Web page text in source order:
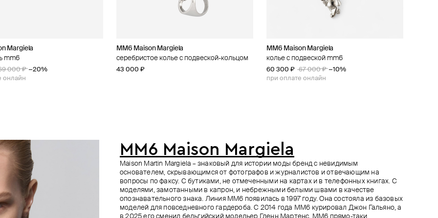
Margiela
mm6
000 ₽ −20%
онлайн
MM6 Maison Margiela
серебристое колье с подвеской-кольцом
43 000 ₽
MM6 Maison Margiela
колье с подвеской mm6
60 300 ₽ 67 000 ₽ −10%
при оплате онлайн
Margiela
колье с подвеской-кольцом
MM6 Maison Margiela
серебристый чокер
52 000 ₽
Ann Demeulemeester
колье-цепь zamira link
54 400 ₽ 68 000 ₽ −20%
при оплате онлайн
серебра new moon
Gem Kingdom
черный фарфоровый пупс flipper на
цепочке из серебра
Mintaka Jewellery
колье из серебра с муассанитом
54 000 ₽
с муассанитом
Mintaka Jewellery
колье из серебра с муассанитом
48 000 ₽
Rick Owens
черное колье с подвеской из латуни
48 000 ₽
MM6 Maison Margiela
Maison Martin Margiela – знаковый для истории моды бренд с невидимым
основателем, скрывающимся от фотографов и журналистов и отвечающим на
вопросы по факсу. С бутиками, не отмеченными на картах и в телефонных книгах. С
моделями, замотанными в капрон, и небрежными белыми швами в качестве
опознавательного знака. Линия MM6 появилась в 1997 году. Она состояла из базовых
моделей для повседневного гардероба. С 2014 года ММ6 курировал Джон Гальяно, а
в 2025 его сменил бельгийский модельер Гленн Мартенс. MM6 прямо-таки